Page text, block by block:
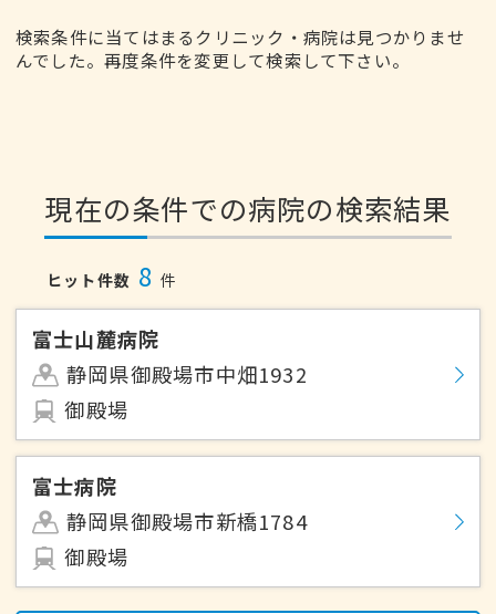
検索条件に当てはまるクリニック・病院は見つかりませ
んでした。再度条件を変更して検索して下さい。
現在の条件での病院の検索結果
ヒット件数 8 件
富士山麓病院
静岡県御殿場市中畑1932
御殿場
富士病院
静岡県御殿場市新橋1784
御殿場